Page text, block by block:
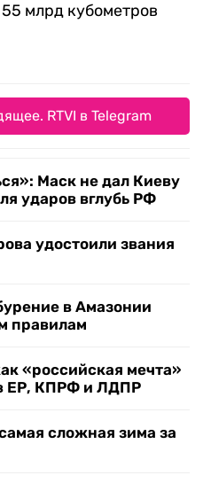
млрд кубометров
RTVI в Telegram
Маск не дал Киеву
ударов вглубь РФ
удостоили звания
в Амазонии
правилам
«российская мечта»
ЕР, КПРФ и ЛДПР
сложная зима за